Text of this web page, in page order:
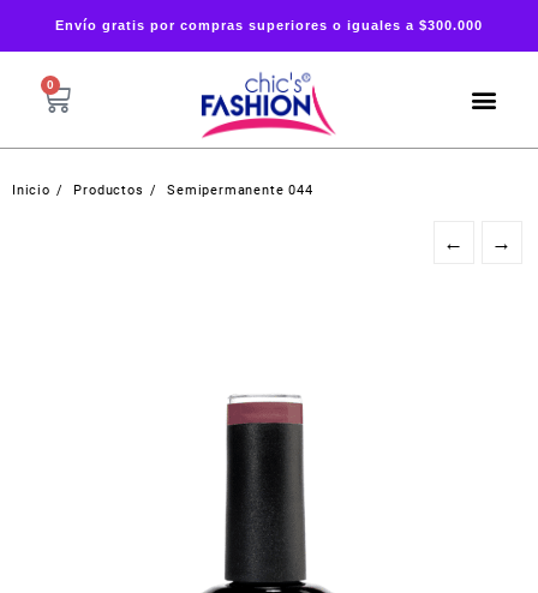
Envío gratis por compras superiores o iguales a $300.000
0
Inicio Productos Semipermanente 044
← →